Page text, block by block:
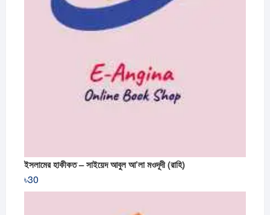
ইসলামের হাকীকত – সাইয়েদ আবুল আ’লা মওদূদী (রাহি)
৳30